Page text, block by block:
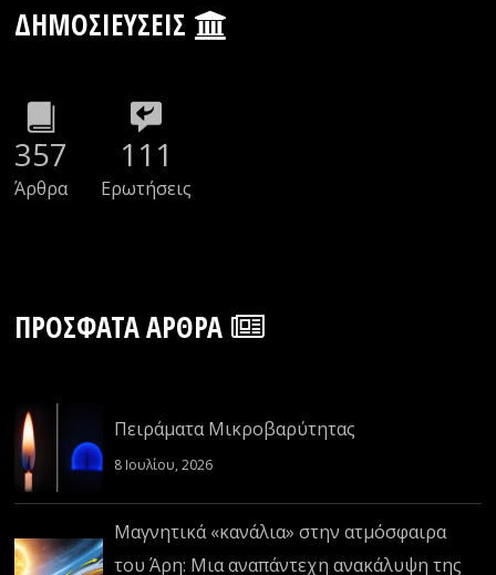
ΔΗΜΟΣΙΕΎΣΕΙΣ
357
Άρθρα
111
Ερωτήσεις
ΠΡΌΣΦΑΤΑ ΆΡΘΡΑ
Πειράματα Μικροβαρύτητας
8 Ιουλίου, 2026
Μαγνητικά «κανάλια» στην ατμόσφαιρα
του Άρη: Μια αναπάντεχη ανακάλυψη της